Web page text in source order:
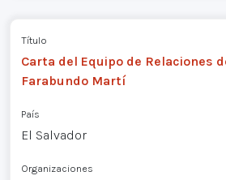
Título
Carta del Equipo de Relaciones
Farabundo Martí
País
El Salvador
Organizaciones